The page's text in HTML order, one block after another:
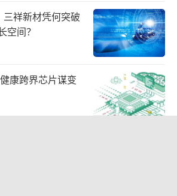
海，目标成为首个在海外规模
智驾方案。
科技的“华为化”之路仍有挑
利的深度依赖可能制约其向其
来是多元股权背景或影响联席
祥新材凭何突破
空间？
康跨界芯片谋变